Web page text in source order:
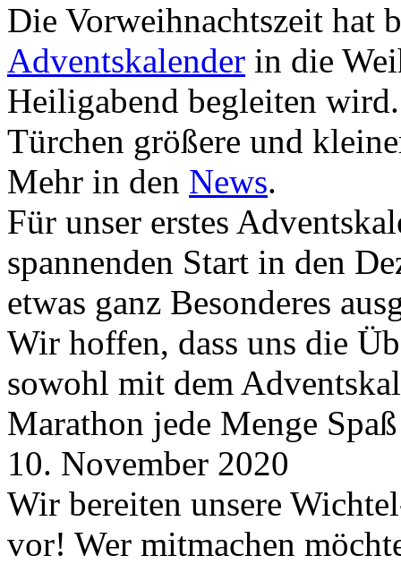
Die Vorweihnachtszeit hat
Adventskalender in die
Heiligabend begleiten
Türchen größere und
Mehr in den News.
Für unser erstes
spannenden Start in den
etwas ganz Besonderes
Wir hoffen, dass uns die
sowohl mit dem
Marathon jede Menge
10. November 2020
Wir bereiten unsere
vor! Wer mitmachen